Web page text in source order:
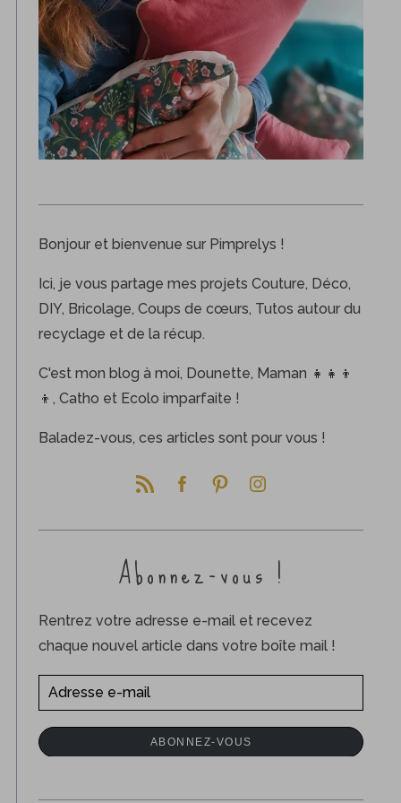
Bonjour et bienvenue sur Pimprelys !
Ici, je vous partage mes projets Couture, Déco,
DIY, Bricolage, Coups de cœurs, Tutos autour du
recyclage et de la récup.
C'est mon blog à moi, Dounette, Maman 👧👧👦
👦, Catho et Ecolo imparfaite !
Baladez-vous, ces articles sont pour vous !
Abonnez-vous !
Rentrez votre adresse e-mail et recevez
chaque nouvel article dans votre boîte mail !
d
r
e
ABONNEZ-VOUS